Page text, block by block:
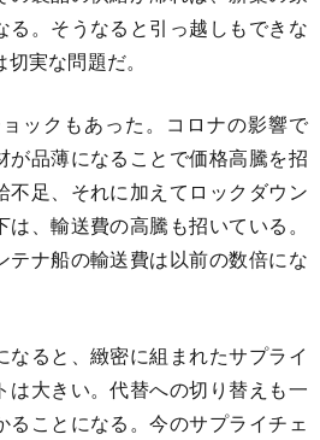
る。そうなると引っ越しもできな
実な問題だ。
ックもあった。コロナの影響で
が品薄になることで価格高騰を招
不足、それに加えてロックダウン
、輸送費の高騰も招いている。
テナ船の輸送費は以前の数倍にな
ると、緻密に組まれたサプライ
は大きい。代替への切り替えも一
ることになる。今のサプライチェ